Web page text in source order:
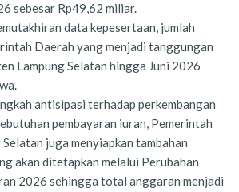
sebesar Rp49,62 miliar.
data kepesertaan, jumlah
Daerah yang menjadi tanggungan
Lampung Selatan hingga Juni 2026
antisipasi terhadap perkembangan
pembayaran iuran, Pemerintah
juga menyiapkan tambahan
akan ditetapkan melalui Perubahan
2026 sehingga total anggaran menjadi